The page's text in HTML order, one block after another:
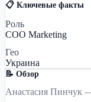
📋 Ключевые факты
Роль
COO Marketing
Гео
Украина
📝 Обзор
Анастасия Пинчук